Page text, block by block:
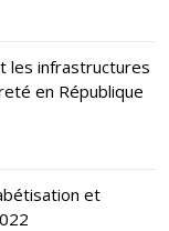
les infrastructures
en République
et